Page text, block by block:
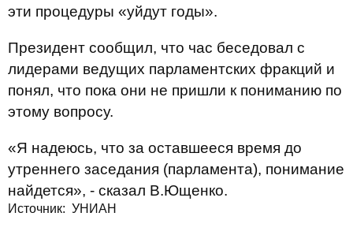
эти процедуры «уйдут годы».
Президент сообщил, что час беседовал с
лидерами ведущих парламентских фракций и
понял, что пока они не пришли к пониманию по
этому вопросу.
«Я надеюсь, что за оставшееся время до
утреннего заседания (парламента), понимание
найдется», - сказал В.Ющенко.
Источник: УНИАН